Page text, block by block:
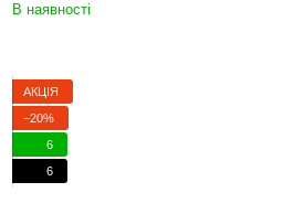
В наявності
АКЦІЯ
−20%
6
6